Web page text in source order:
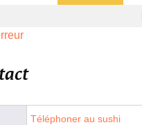
Téléphoner au sushi